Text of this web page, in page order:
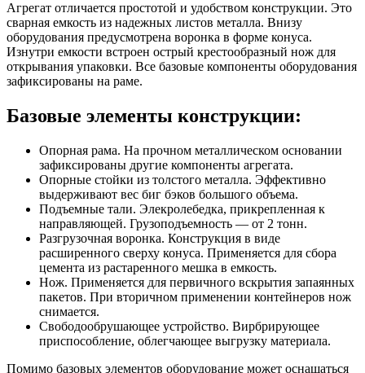
Агрегат отличается простотой и удобством конструкции. Это
сварная емкость из надежных листов металла. Внизу
оборудования предусмотрена воронка в форме конуса.
Изнутри емкости встроен острый крестообразный нож для
открывания упаковки. Все базовые компоненты оборудования
зафиксированы на раме.
Базовые элементы конструкции:
Опорная рама. На прочном металлическом основании
зафиксированы другие компоненты агрегата.
Опорные стойки из толстого металла. Эффективно
выдерживают вес биг бэков большого объема.
Подъемные тали. Элекролебедка, прикрепленная к
направляющей. Грузоподъемность — от 2 тонн.
Разгрузочная воронка. Конструкция в виде
расширенного сверху конуса. Применяется для сбора
цемента из растаренного мешка в емкость.
Нож. Применяется для первичного вскрытия запаянных
пакетов. При вторичном применении контейнеров нож
снимается.
Свободообрушающее устройство. Вирбрирующее
приспособление, облегчающее выгрузку материала.
Помимо базовых элементов оборудование может оснащаться